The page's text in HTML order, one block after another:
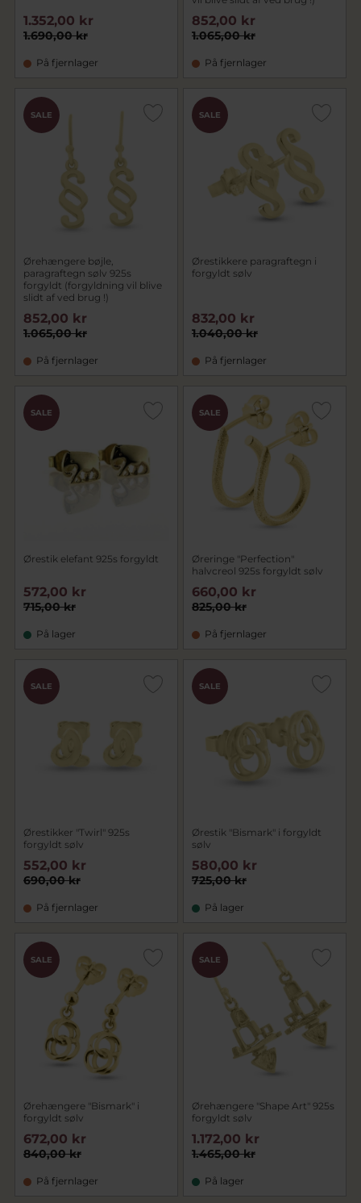
1.690,00 kr
1.352,00 kr
På fjernlager
1.065,00 kr
852,00 kr
På fjernlager
SALE
Ørehængere bøjle,
paragraftegn sølv 925s
forgyldt (forgyldning vil blive
slidt af ved brug !)
1.065,00 kr
852,00 kr
På fjernlager
SALE
Ørestikkere paragraftegn i
forgyldt sølv
1.040,00 kr
832,00 kr
På fjernlager
SALE
Ørestik elefant 925s forgyldt
715,00 kr
572,00 kr
På lager
SALE
Øreringe "Perfection"
halvcreol 925s forgyldt sølv
825,00 kr
660,00 kr
På fjernlager
SALE
Ørestikker "Twirl" 925s
forgyldt sølv
690,00 kr
552,00 kr
På fjernlager
SALE
Ørestik "Bismark" i forgyldt
sølv
725,00 kr
580,00 kr
På lager
SALE
Ørehængere "Bismark" i
forgyldt sølv
840,00 kr
672,00 kr
På fjernlager
SALE
Ørehængere "Shape Art" 925s
forgyldt sølv
1.465,00 kr
1.172,00 kr
På lager